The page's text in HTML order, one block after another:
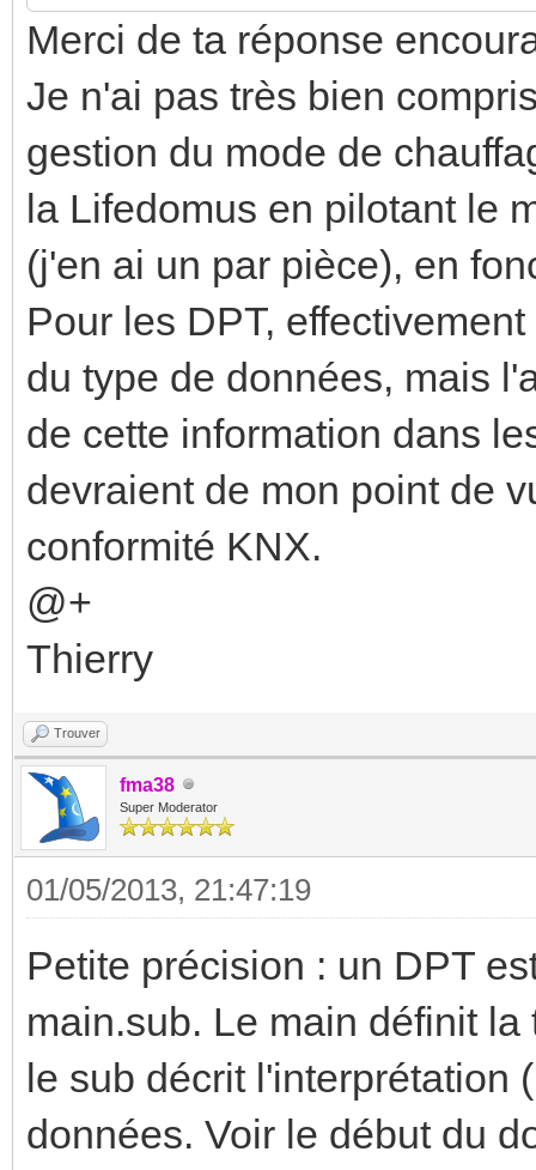
Merci de ta réponse
Je n'ai pas très bien
gestion du mode de
la Lifedomus en pilotant le
(j'en ai un par pièce), en
Pour les DPT,
du type de données, mais
de cette information dans
devraient de mon point de
conformité KNX.
@+
Thierry
Trouver
fma38
Super Moderator
01/05/2013, 21:47:19
Petite précision : un DPT
main.sub. Le main définit
le sub décrit l'interprétation
données. Voir le début du